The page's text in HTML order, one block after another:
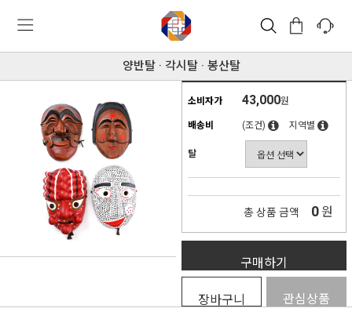
양반탈 · 각시탈 · 봉산탈
소비자가 43,000원
배송비 (조건) 지역별
탈
총 상품 금액 0 원
구매하기
장바구니 관심상품